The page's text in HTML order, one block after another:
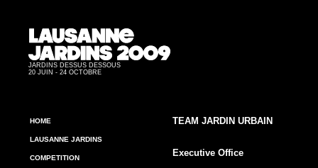
JARDINS DESSUS DESSOUS
20 JUIN - 24 OCTOBRE
HOME
LAUSANNE JARDINS
COMPETITION
TEAM JARDIN URBAIN
Executive Office